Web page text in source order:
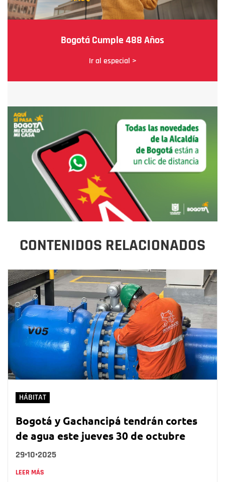
Bogotá Cumple 488 Años
Ir al especial >
CONTENIDOS RELACIONADOS
HÁBITAT
Bogotá y Gachancipá tendrán cortes
de agua este jueves 30 de octubre
29•10•2025
LEER MÁS